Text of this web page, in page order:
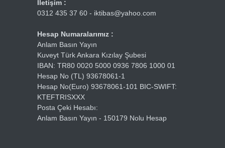
İletişim :
0312 435 37 60 - iktibas@yahoo.com
Hesap Numaralarımız :
Anlam Basın Yayın
Kuveyt Türk Ankara Kızılay Şubesi
IBAN: TR80 0020 5000 0936 7806 1000 01
Hesap No (TL) 93678061-1
Hesap No(Euro) 93678061-101 BIC-SWIFT:
KTEFTRISXXX
Posta Çeki Hesabı:
Anlam Basın Yayın - 150179 Nolu Hesap